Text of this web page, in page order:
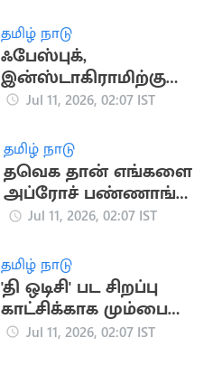
தமிழ் நாடு
ஃபேஸ்புக்,
இன்ஸ்டாகிராமிற்கு
ஐரோப்பிய ஒன்றியம்
Jul 11, 2026, 02:07 IST
தமிழ் நாடு
தவெக தான் எங்களை
அப்ரோச் பண்ணாங்க..
M.R.விஜயபாஸ்கர்
Jul 11, 2026, 02:07 IST
தமிழ் நாடு
'தி ஒடிசி' பட சிறப்பு
காட்சிக்காக மும்பை
வந்த நோலன்
Jul 11, 2026, 02:07 IST